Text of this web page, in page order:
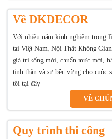
Về DKDECOR
Với nhiều năm kinh nghiệm trong
tại Việt Nam, Nội Thất Không
giá trị sống mới, chuẩn mực mới,
tinh thần và sự bền vững cho cuộc
tôi tại đây
VỀ
Quy trình thi công